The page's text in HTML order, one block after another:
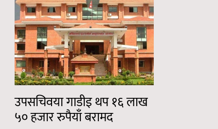
उपसचिवया गाडीइ थप १६ लाख
५० हजार रुपैयाँ बरामद